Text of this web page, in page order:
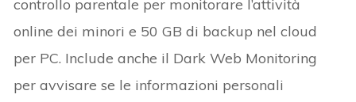
controllo parentale per monitorare l’attività
online dei minori e 50 GB di backup nel cloud
per PC. Include anche il Dark Web Monitoring
per avvisare se le informazioni personali